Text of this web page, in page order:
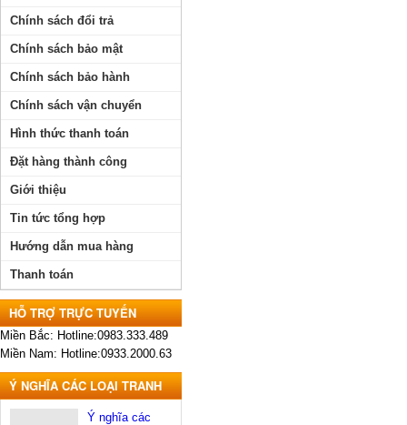
Chính sách đổi trả
Chính sách bảo mật
Chính sách bảo hành
Chính sách vận chuyển
Hình thức thanh toán
Đặt hàng thành công
Giới thiệu
Tin tức tổng hợp
Hướng dẫn mua hàng
Thanh toán
HỖ TRỢ TRỰC TUYẾN
Miền Bắc: Hotline:0983.333.489
Miền Nam: Hotline:0933.2000.63
Ý NGHĨA CÁC LOẠI TRANH
Ý nghĩa các